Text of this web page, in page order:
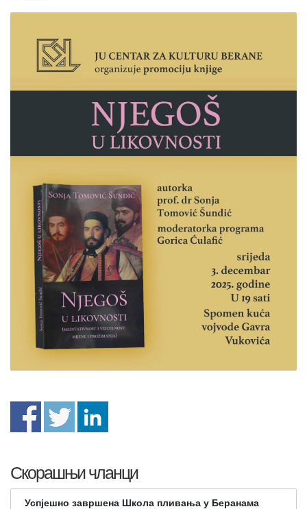
Скорашњи чланци
Успјешно завршена Школа пливања у Беранама